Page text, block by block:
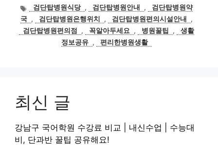
태검단탑병원식당 , 검단탑병원안내 ,
검단탑병원약
국 , 검단탑병원은행위치 , 검단탑병원편의시설안내
,
검단탑병원편의점
, 꼭알아두세요 , 병원꿀팁 ,
생활
정보공유 , 편리한병원생활
최신 글
강남구 국어학원 수강료 비교 | 내신수업 | 수능대
비, 단과반 꿀팁 공유해요!